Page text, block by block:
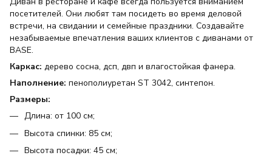
посетителей. Они любят там посидеть во время деловой
встречи, на свидании и семейные праздники. Создавайте
незабываемые впечатления ваших клиентов с диванами от
BASE.
Каркас: дерево сосна, дсп, двп и влагостойкая фанера.
Наполнение: пенополиуретан ST 3042, синтепон.
Размеры:
Длина: от 100 см;
Высота спинки: 85 см;
Высота посадки: 45 см;